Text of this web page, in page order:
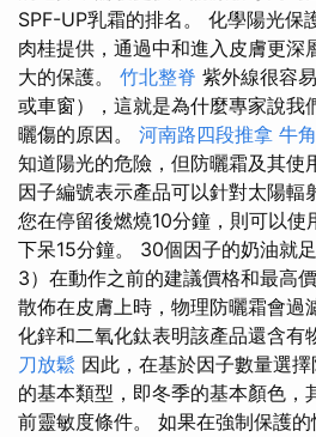
SPF-UP乳霜的排名。 化學陽光保
肉桂提供，通過中和進入皮膚更深
大的保護。 竹北整脊 紫外線很容
或車窗），這就是為什麼專家說我
曬傷的原因。 河南路四段推拿 牛
知道陽光的危險，但防曬霜及其使
因子編號表示產品可以針對太陽輻
您在停留後燃燒10分鐘，則可以使
下呆15分鐘。 30個因子的奶油就
3）在動作之前的建議價格和最高
散佈在皮膚上時，物理防曬霜會過
化鋅和二氧化鈦表明該產品還含有
刀放鬆 因此，在基於因子數量選
的基本類型，即冬季的基本顏色，
前靈敏度條件。 如果在強制保護